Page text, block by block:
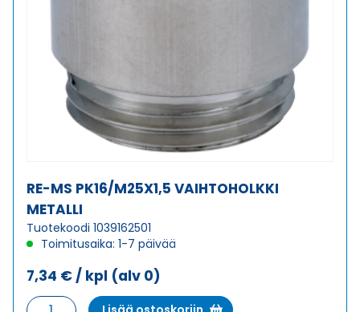
RE-MS PK16/M25X1,5 VAIHTOHOLKKI
METALLI
Tuotekoodi 1039162501
Toimitusaika: 1-7 päivää
7,34 € / kpl (alv 0)
RE-